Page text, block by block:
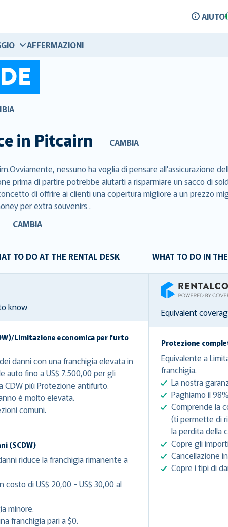
AIUTO
AFFERMAZIONI
in Pitcairn CAMBIA
nessuno ha voglia di pensare all'assicurazione
prima di partire potrebbe aiutarti a risparmiare un sacco di
di offrire ai clienti una copertura migliore a un prezzo
per extra souvenirs .
CAMBIA
TO DO AT THE RENTAL DESK WHAT TO DO IN
know
Limitazione economica per furto
danni con una franchigia elevata in
auto fino a US$ 7.500,00 per gli
CDW più Protezione antifurto.
è molto elevata.
comuni.
(SCDW)
riduce la franchigia rimanente a
costo di US$ 20,00 - US$ 30,00 al
minore.
franchigia pari a $0.
RentalCover
Equivalent
Protezione
Equivalente a
franchigia.
La nostra
Paghiamo il
Comprende la
(ti permette di
la perdita della
Copre gli
Cancellazione
Copre i tipi di